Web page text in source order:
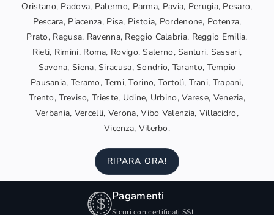
Oristano, Padova, Palermo, Parma, Pavia, Perugia, Pesaro,
Pescara, Piacenza, Pisa, Pistoia, Pordenone, Potenza,
Prato, Ragusa, Ravenna, Reggio Calabria, Reggio Emilia,
Rieti, Rimini, Roma, Rovigo, Salerno, Sanluri, Sassari,
Savona, Siena, Siracusa, Sondrio, Taranto, Tempio
Pausania, Teramo, Terni, Torino, Tortolì, Trani, Trapani,
Trento, Treviso, Trieste, Udine, Urbino, Varese, Venezia,
Verbania, Vercelli, Verona, Vibo Valenzia, Villacidro,
Vicenza, Viterbo.
RIPARA ORA!
Pagamenti
Sicuri con certificati SSL